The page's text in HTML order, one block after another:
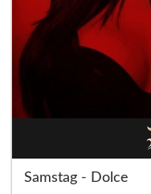
Samstag - Dolce